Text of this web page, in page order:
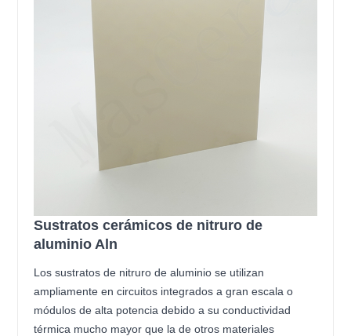
Sustratos cerámicos de nitruro de
aluminio Aln
Los sustratos de nitruro de aluminio se utilizan
ampliamente en circuitos integrados a gran escala o
módulos de alta potencia debido a su conductividad
térmica mucho mayor que la de otros materiales